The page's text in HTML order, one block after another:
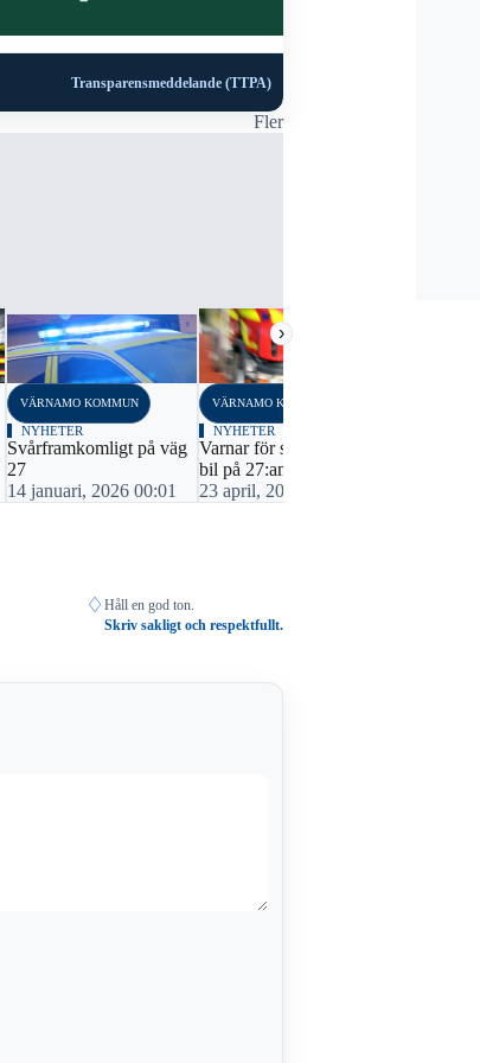
Transparensmeddelande (TTPA)
Fler
›
VÄRNAMO KOMMUN
NYHETER
Svårframkomligt på väg
27
14 januari, 2026 00:01
VÄRNAMO KOMMUN
NYHETER
Varnar för stillastående
bil på 27:an
23 april, 2025 17:02
♢ Håll en god ton.
Skriv sakligt och respektfullt.